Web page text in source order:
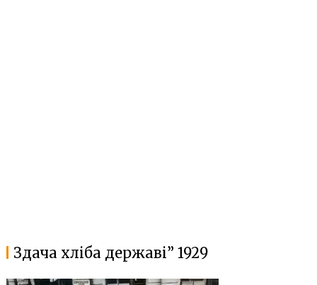
Здача хліба державі” 1929